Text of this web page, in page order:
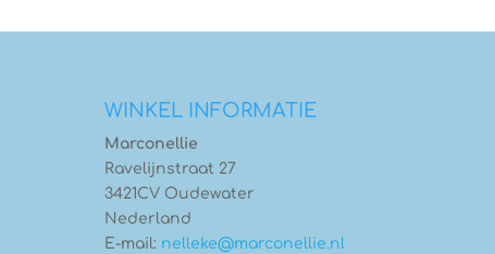
WINKEL INFORMATIE
Marconellie
Ravelijnstraat 27
3421CV Oudewater
Nederland
E-mail: nelleke@marconellie.nl